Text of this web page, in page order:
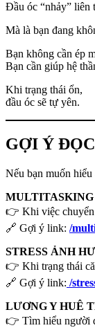
Đầu óc “nhảy” liên
Mà là bạn đang
Bạn không cần ép
Bạn cần giúp hệ
Khi trạng thái ổn,
đầu óc sẽ tự yên.
GỢI Ý
Nếu bạn muốn hiểu
👉 Khi việc chuyển
🔗 Gợi ý link: /
STRESS ẢNH
👉 Khi trạng thái
🔗 Gợi ý link: /
LƯƠNG Y HUÊ
👉 Tìm hiểu người